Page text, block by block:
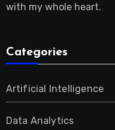
with my whole heart.
Categories
Artificial Intelligence
Data Analytics